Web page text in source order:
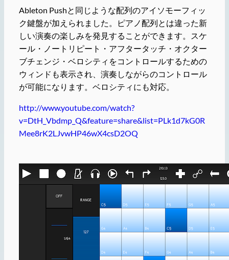
Ableton Pushと同じような配列のアイソモーフィッ
ク鍵盤が加えられました。ピアノ配列とは違った新
しい演奏の楽しみを発見することができます。スケ
ール・ノートリピート・アフタータッチ・オクター
ブチェンジ・ベロシティをコントロールするための
ウィンドも表示され、演奏しながらのコントロール
が可能になります。ベロシティにも対応。
http://www.youtube.com/watch?
v=DtH_Vbdmp_Q&feature=share&list=PLk1d7kG0R
Mee8rK2LJvwHP46wX4csD2OQ